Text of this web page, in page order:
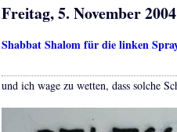
Freitag, 5. November 2004
Shabbat Shalom für die linken
und ich wage zu wetten, dass solche